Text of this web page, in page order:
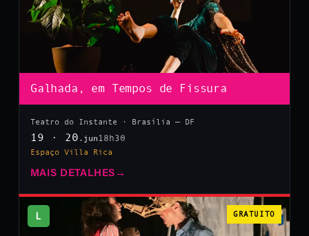
Galhada, em Tempos de Fissura
Teatro do Instante · Brasília — DF
19 · 20 .jun 18h30
Espaço Villa Rica
MAIS DETALHES →
L GRATUITO